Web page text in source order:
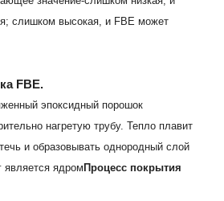
слишком высокая, и FBE может
FBE.
эпоксидный порошок
нагретую трубу. Тепло плавит
и образовывать однородный слой
является ядромПроцесс покрытия